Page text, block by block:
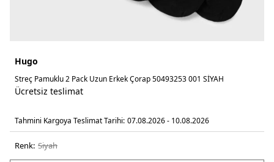
Hugo
Streç Pamuklu 2 Pack Uzun Erkek Çorap 50493253 001 SİYAH
Ücretsiz teslimat
Tahmini Kargoya Teslimat Tarihi: 07.08.2026 - 10.08.2026
Renk: si̇yah